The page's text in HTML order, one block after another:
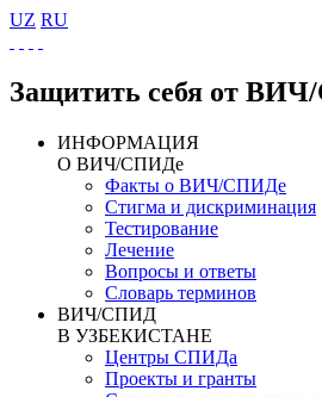
UZ RU
Защитить себя от
ИНФОРМАЦИЯ
О ВИЧ/СПИДе
Факты о ВИЧ/СПИДе
Стигма и дискриминация
Тестирование
Лечение
Вопросы и ответы
Словарь терминов
ВИЧ/СПИД
В УЗБЕКИСТАНЕ
Центры СПИДа
Проекты и гранты